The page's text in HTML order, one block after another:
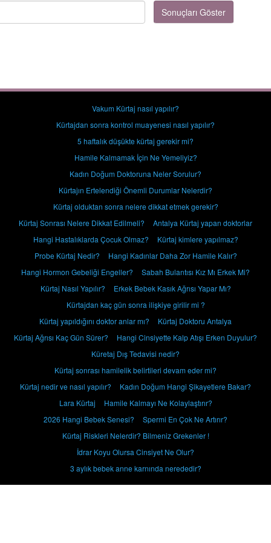
Sonuçları Göster
Vakum Kürtaj nasıl yapılır?
Kürtajdan sonra kontrol muayenesi nasıl yapılır?
5 haftalık düşükte kürtaj gerekir mi?
Hamile Kalmamak İçin Ne Yemeliyiz?
Kadın Doğum Doktoruna Neler Sorulur?
Kürtajın Ertelendiği Önemli Durumlar Nelerdir?
Kürtaj olduktan sonra nelere dikkat etmek gerekir?
Kürtaj Sonrası Nelere Dikkat Edilmeli?
Antalya Kürtaj yapan doktorlar
Hangi Hastalıklarda Çocuk Olmaz?
Kürtaj kimlere yapılmaz?
Probe Kürtaj Nedir?
Hangi Kadınlar Daha Zor Hamile Kalır?
Hangi Hormon Gebeliği Engeller?
Sabah Bulantısı Kız Mı Erkek Mi?
Kürtaj Nasıl Yapılır?
Erkek Bebek Kasık Ağrısı Yapar Mı?
Kürtajdan kaç gün sonra ilişkiye girilir mi ?
Kürtaj yapıldığını doktor anlar mı?
Kürtaj Doktoru Antalya
Kürtaj Ağrısı Kaç Gün Sürer?
Hangi Cinsiyette Kalp Atışı Erken Duyulur?
Küretaj Dış Tedavisi nedir?
Kürtaj sonrası hamilelik belirtileri devam eder mi?
Kürtaj nedir ve nasıl yapılır?
Kadın Doğum Hangi Şikayetlere Bakar?
Lara Kürtaj
Hamile Kalmayı Ne Kolaylaştırır?
2026 Hangi Bebek Senesi?
Spermi En Çok Ne Artırır?
Kürtaj Riskleri Nelerdir? Bilmeniz Grekenler !
İdrar Koyu Olursa Cinsiyet Ne Olur?
3 aylık bebek anne karnında nerededir?